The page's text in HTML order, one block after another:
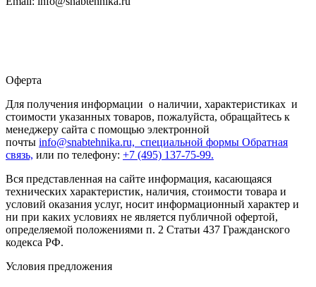
Оферта
Для получения информации о наличии, характеристиках и
стоимости указанных товаров, пожалуйста, обращайтесь к
менеджеру сайта с помощью электронной
почты info@snabtehnika.ru, специальной формы Обратная
связь, или по телефону: +7 (495) 137-75-99.
Вся представленная на сайте информация, касающаяся
технических характеристик, наличия, стоимости товара и
условий оказания услуг, носит информационный характер и
ни при каких условиях не является публичной офертой,
определяемой положениями п. 2 Статьи 437 Гражданского
кодекса РФ.
Условия предложения